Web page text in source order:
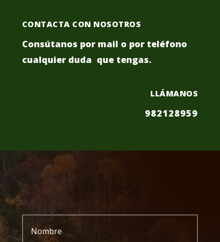
CONTACTA CON NOSOTROS
Consútanos por mail o por teléfono
cualquier duda que tengas.
LLÁMANOS
982128959